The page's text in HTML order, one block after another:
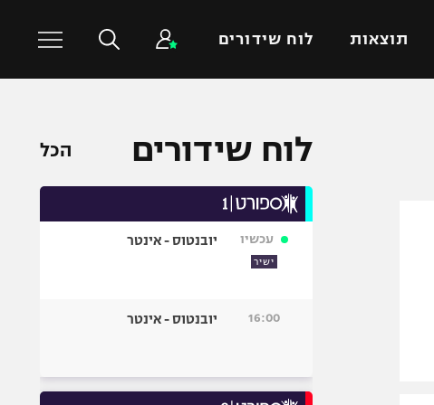
תוצאות לוח שידורים
כדורסל עולמי
כדורעף
היאבקות WWE
לוח שידורים הכל
עכשיו
ישיר
יובנטוס - אינטר
16:00 יובנטוס - אינטר